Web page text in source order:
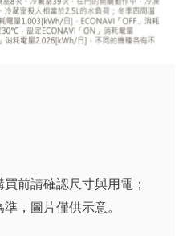
前請確認尺寸與用電；
，圖片僅供示意。